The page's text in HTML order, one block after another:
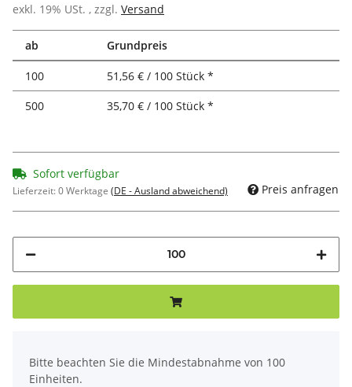
exkl. 19% USt. , zzgl. Versand
ab Grundpreis
100
51,56 € / 100 Stück *
500
35,70 € / 100 Stück *
Sofort verfügbar
Lieferzeit:0 Werktage (DE - Ausland abweichend) Preis anfragen
Bitte beachten Sie die Mindestabnahme von 100
Einheiten.